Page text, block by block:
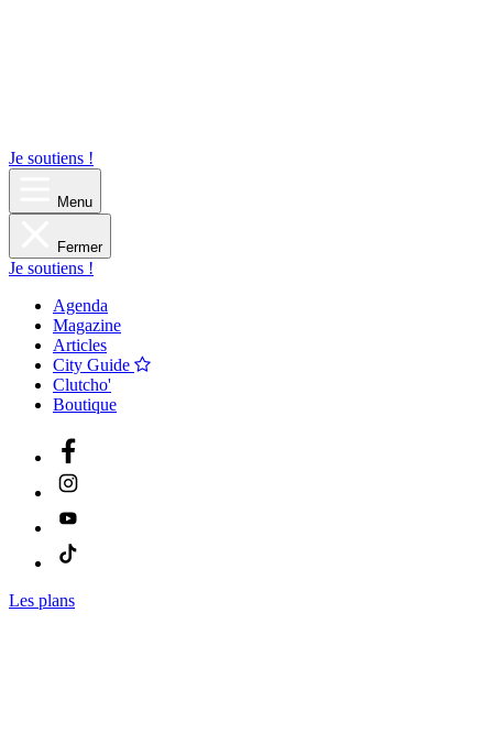
Je soutiens !
Menu
Fermer
Je soutiens !
Agenda
Magazine
Articles
City Guide
Clutcho'
Boutique
Les plans